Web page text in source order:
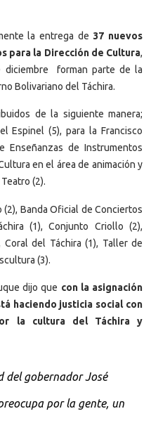
la entrega de 37 nuevos
para la Dirección de Cultura,
forman parte de la
Bolivariano del Táchira.
de la siguiente manera;
Espinel (5), para la Francisco
Enseñanzas de Instrumentos
en el área de animación y
(2).
Banda Oficial de Conciertos
(1), Conjunto Criollo (2),
del Táchira (1), Taller de
(3).
dijo que con la asignación
haciendo justicia social con
la cultura del Táchira y
del gobernador José
por la gente, un